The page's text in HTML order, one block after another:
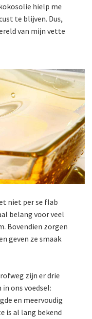
hielp me
te blijven. Dus,
van mijn vette
niet per se flab
belang voor veel
Bovendien zorgen
geven ze smaak
zijn er drie
ons voedsel:
en meervoudig
is al lang bekend